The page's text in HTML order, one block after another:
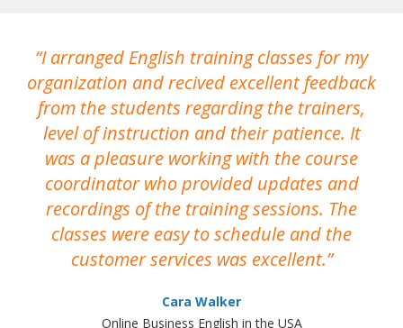
I arranged English training classes for my
organization and recived excellent feedback
from the students regarding the trainers,
level of instruction and their patience. It
was a pleasure working with the course
coordinator who provided updates and
recordings of the training sessions. The
classes were easy to schedule and the
customer services was excellent.
Cara Walker
Online Business English in the USA